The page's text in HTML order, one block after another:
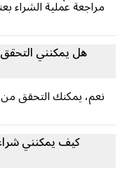
عملية الشراء بعناية
هل يمكنني التحقق من
يمكنك التحقق من رصيد
كيف يمكنني شراء